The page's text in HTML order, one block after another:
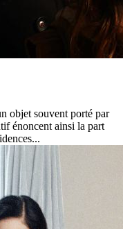
objet souvent porté par
énoncent ainsi la part